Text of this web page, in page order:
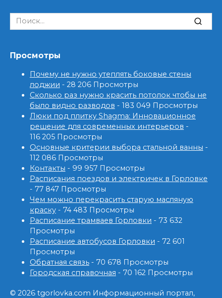
Search
for:
Просмотры
Почему не нужно утеплять боковые стены
лоджии - 28 206 Просмотры
Сколько раз нужно красить потолок чтобы не
было видно разводов - 183 049 Просмотры
Люки под плитку Shagma: Инновационное
решение для современных интерьеров -
116 205 Просмотры
Основные критерии выбора стальной ванны -
112 086 Просмотры
Контакты - 99 957 Просмотры
Расписания поездов и электричек в Горловке
- 77 847 Просмотры
Чем можно перекрасить старую масляную
краску - 74 483 Просмотры
Расписание трамваев Горловки - 73 632
Просмотры
Расписание автобусов Горловки - 72 601
Просмотры
Обратная связь - 70 678 Просмотры
Городская справочная - 70 162 Просмотры
© 2026 tgorlovka.com Информационный портал,